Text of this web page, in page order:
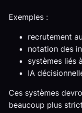
Exemples :
recrutement
notation des
systèmes liés
IA
Ces systèmes
beaucoup plus